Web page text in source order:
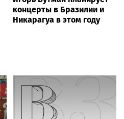
концерты в Бразилии и
Никарагуа в этом году